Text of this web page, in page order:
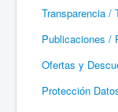
Transparencia /
Publicaciones /
Ofertas y
Protección